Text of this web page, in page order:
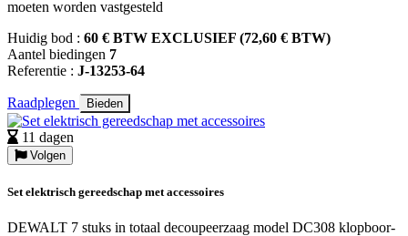
moeten worden vastgesteld
Huidig bod : 60 € BTW EXCLUSIEF (72,60 € BTW)
Aantel biedingen 7
Referentie : J-13253-64
Raadplegen Bieden
11 dagen
Volgen
Set elektrisch gereedschap met accessoires
DEWALT 7 stuks in totaal decoupeerzaag model DC308 klopboor-